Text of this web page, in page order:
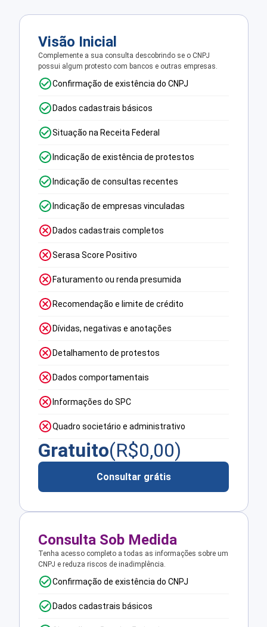
Visão Inicial
Complemente a sua consulta descobrindo se o CNPJ
possui algum protesto com bancos e outras empresas.
Confirmação de existência do CNPJ
Dados cadastrais básicos
Situação na Receita Federal
Indicação de existência de protestos
Indicação de consultas recentes
Indicação de empresas vinculadas
Dados cadastrais completos
Serasa Score Positivo
Faturamento ou renda presumida
Recomendação e limite de crédito
Dívidas, negativas e anotações
Detalhamento de protestos
Dados comportamentais
Informações do SPC
Quadro societário e administrativo
Gratuito(R$0,00)
Consultar grátis
Consulta Sob Medida
Tenha acesso completo a todas as informações sobre um
CNPJ e reduza riscos de inadimplência.
Confirmação de existência do CNPJ
Dados cadastrais básicos